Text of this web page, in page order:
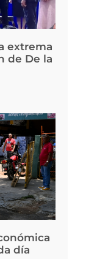
extrema
de De la
día